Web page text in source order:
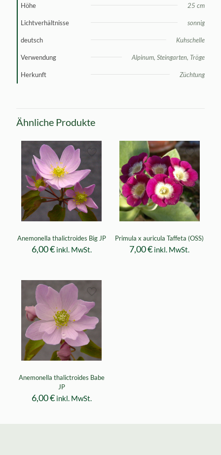
Höhe 25 cm
Lichtverhältnisse sonnig
deutsch Kuhschelle
Verwendung Alpinum, Steingarten, Tröge
Herkunft Züchtung
Ähnliche Produkte
Anemonella thalictroides Big JP
6,00€ inkl. MwSt.
Primula x auricula Taffeta (OSS)
7,00€ inkl. MwSt.
Anemonella thalictroides Babe
JP
6,00€ inkl. MwSt.